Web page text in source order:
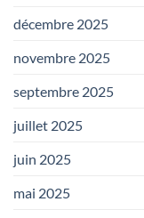
décembre 2025
novembre 2025
septembre 2025
juillet 2025
juin 2025
mai 2025